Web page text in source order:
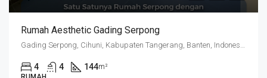
Rumah Aesthetic Gading Serpong
4 4 144m²